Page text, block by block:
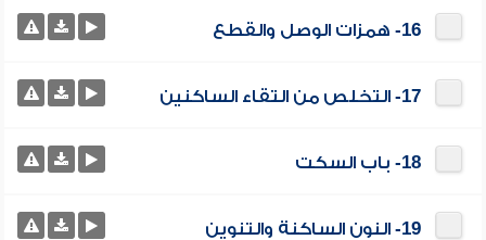
16- همزات الوصل والقطع
17- التخلص من التقاء الساكنين
18- باب السكت
19- النون الساكنة والتنوين